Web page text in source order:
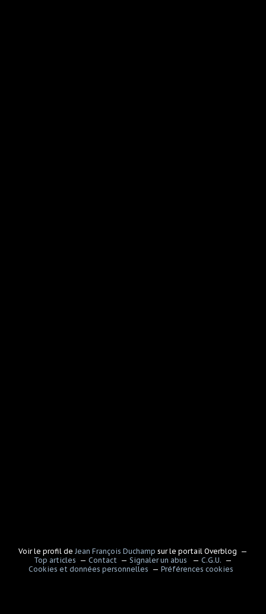
Voir le profil de Jean François Duchamp sur le portail Overblog
Top articles
Contact Signaler un abus
C.G.U.
Cookies et données personnelles
Préférences cookies